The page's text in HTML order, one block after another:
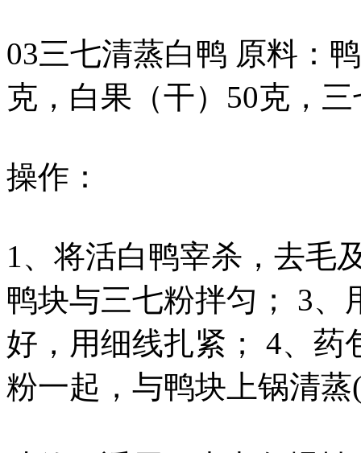
03三七清蒸白鸭 原料：
克，白果（干）50克，
操作：
1、将活白鸭宰杀，去毛
鸭块与三七粉拌匀； 3
好，用细线扎紧； 4、
粉一起，与鸭块上锅清